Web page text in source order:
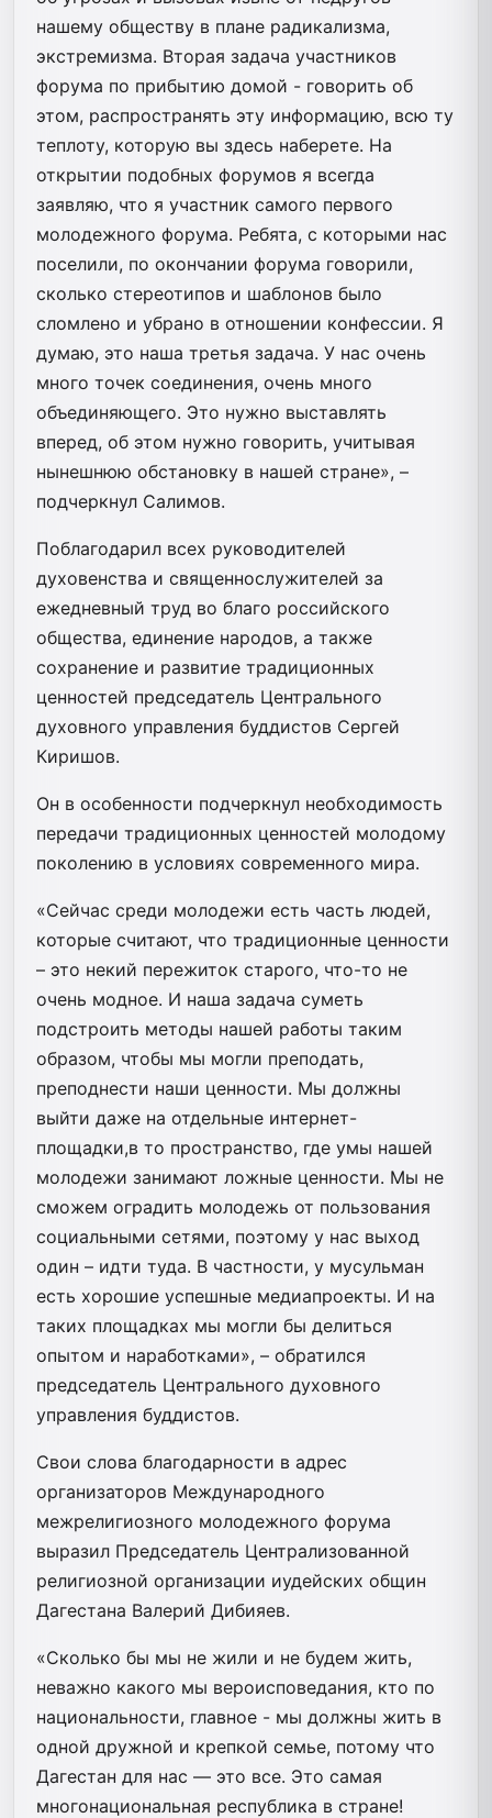
нашему обществу в плане радикализма,
экстремизма. Вторая задача участников
форума по прибытию домой - говорить об
этом, распространять эту информацию, всю ту
теплоту, которую вы здесь наберете. На
открытии подобных форумов я всегда
заявляю, что я участник самого первого
молодежного форума. Ребята, с которыми нас
поселили, по окончании форума говорили,
сколько стереотипов и шаблонов было
сломлено и убрано в отношении конфессии. Я
думаю, это наша третья задача. У нас очень
много точек соединения, очень много
объединяющего. Это нужно выставлять
вперед, об этом нужно говорить, учитывая
нынешнюю обстановку в нашей стране», –
подчеркнул Салимов.
Поблагодарил всех руководителей
духовенства и священнослужителей за
ежедневный труд во благо российского
общества, единение народов, а также
сохранение и развитие традиционных
ценностей председатель Центрального
духовного управления буддистов Сергей
Киришов.
Он в особенности подчеркнул необходимость
передачи традиционных ценностей молодому
поколению в условиях современного мира.
«Сейчас среди молодежи есть часть людей,
которые считают, что традиционные ценности
– это некий пережиток старого, что-то не
очень модное. И наша задача суметь
подстроить методы нашей работы таким
образом, чтобы мы могли преподать,
преподнести наши ценности. Мы должны
выйти даже на отдельные интернет-
площадки,в то пространство, где умы нашей
молодежи занимают ложные ценности. Мы не
сможем оградить молодежь от пользования
социальными сетями, поэтому у нас выход
один – идти туда. В частности, у мусульман
есть хорошие успешные медиапроекты. И на
таких площадках мы могли бы делиться
опытом и наработками», – обратился
председатель Центрального духовного
управления буддистов.
Свои слова благодарности в адрес
организаторов Международного
межрелигиозного молодежного форума
выразил Председатель Централизованной
религиозной организации иудейских общин
Дагестана Валерий Дибияев.
«Сколько бы мы не жили и не будем жить,
неважно какого мы вероисповедания, кто по
национальности, главное - мы должны жить в
одной дружной и крепкой семье, потому что
Дагестан для нас — это все. Это самая
многонациональная республика в стране!